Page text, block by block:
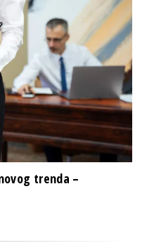
trenda –